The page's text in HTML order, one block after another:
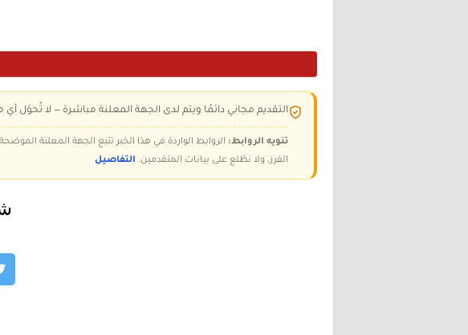
التقديم مجاني دائمًا ويتم لدى الجهة المعلنة مباشرة — لا تُحوّل
تنويه الروابط: الروابط الواردة في هذا الخبر تتبع الجهة المعلنة
الفرز، ولا نطّلع على بيانات المتقدمين. التفاصيل